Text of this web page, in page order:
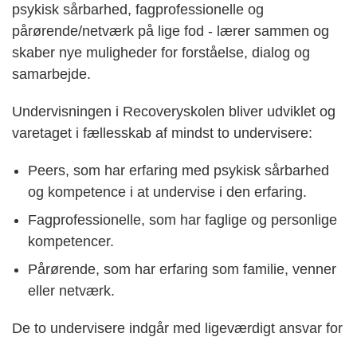
psykisk sårbarhed, fagprofessionelle og
pårørende/netværk på lige fod - lærer sammen og
skaber nye muligheder for forståelse, dialog og
samarbejde.
Undervisningen i Recoveryskolen bliver udviklet og
varetaget i fællesskab af mindst to undervisere:
Peers, som har erfaring med psykisk sårbarhed
og kompetence i at undervise i den erfaring.
Fagprofessionelle, som har faglige og personlige
kompetencer.
Pårørende, som har erfaring som familie, venner
eller netværk.
De to undervisere indgår med ligeværdigt ansvar for